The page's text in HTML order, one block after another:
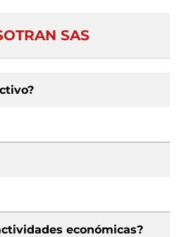
SAS
económicas?